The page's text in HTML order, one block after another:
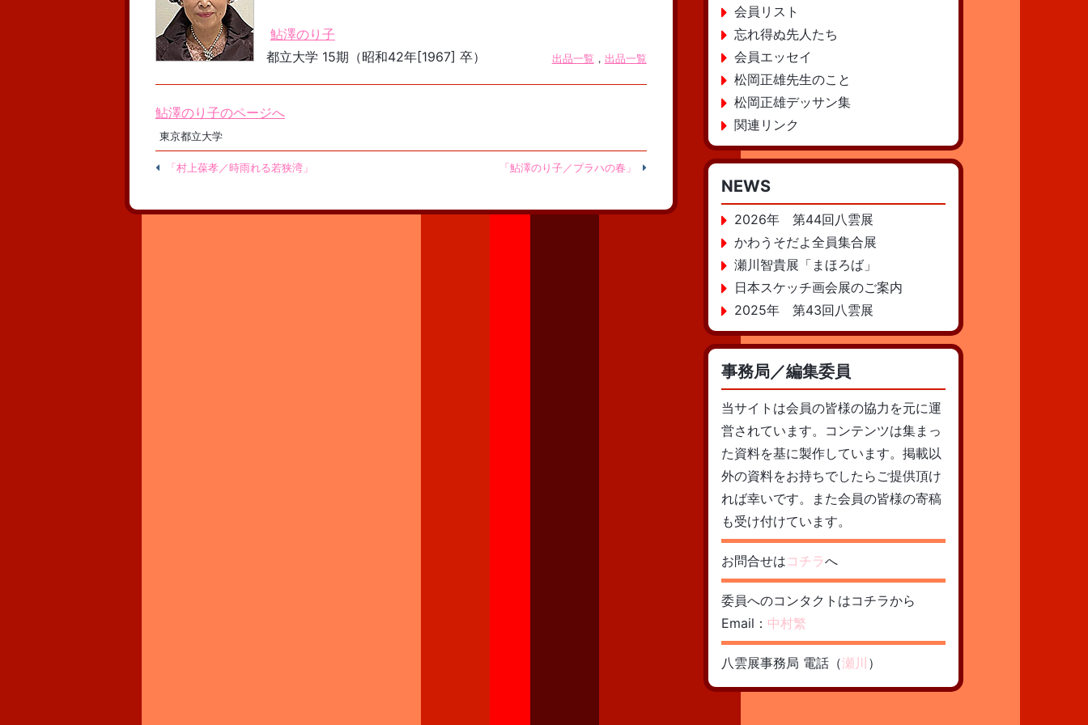
鮎澤のり子
都立大学 15期（昭和42年[1967] 卒）
出品一覧 ， 出品一覧
鮎澤のり子のページへ
東京都立大学
「村上葆孝／時雨れる若狭湾」 「鮎澤のり子／プラハの春」
会員リスト
忘れ得ぬ先人たち
会員エッセイ
松岡正雄先生のこと
松岡正雄デッサン集
関連リンク
NEWS
2026年 第44回八雲展
かわうそだよ全員集合展
瀬川智貴展「まほろば」
日本スケッチ画会展のご案内
2025年 第43回八雲展
事務局／編集委員
当サイトは会員の皆様の協力を元に運
営されています。コンテンツは集まっ
た資料を基に製作しています。掲載以
外の資料をお持ちでしたらご提供頂け
れば幸いです。また会員の皆様の寄稿
も受け付けています。
お問合せはコチラへ
委員へのコンタクトはコチラから
Email： 中村繁
八雲展事務局 電話（瀬川 ）